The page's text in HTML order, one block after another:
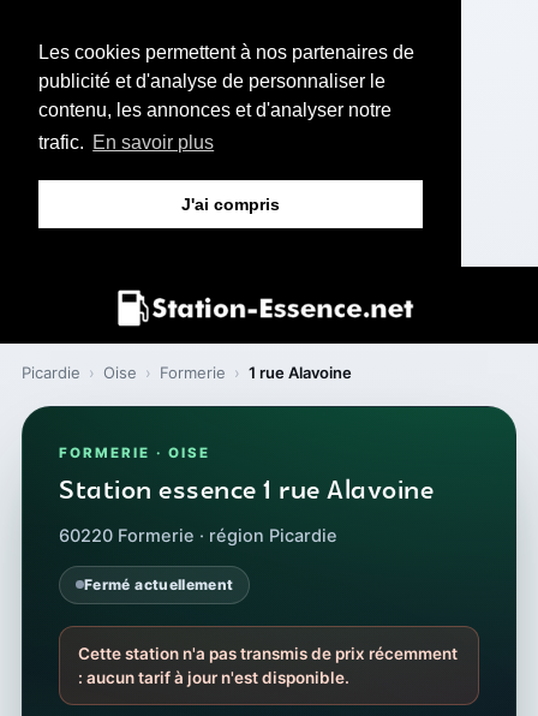
Les cookies permettent à nos partenaires de
publicité et d'analyse de personnaliser le
contenu, les annonces et d'analyser notre
trafic. En savoir plus
J'ai compris
Picardie › Oise › Formerie › 1 rue Alavoine
FORMERIE · OISE
Station essence 1 rue Alavoine
60220 Formerie · région Picardie
Fermé actuellement
Cette station n'a pas transmis de prix récemment
: aucun tarif à jour n'est disponible.